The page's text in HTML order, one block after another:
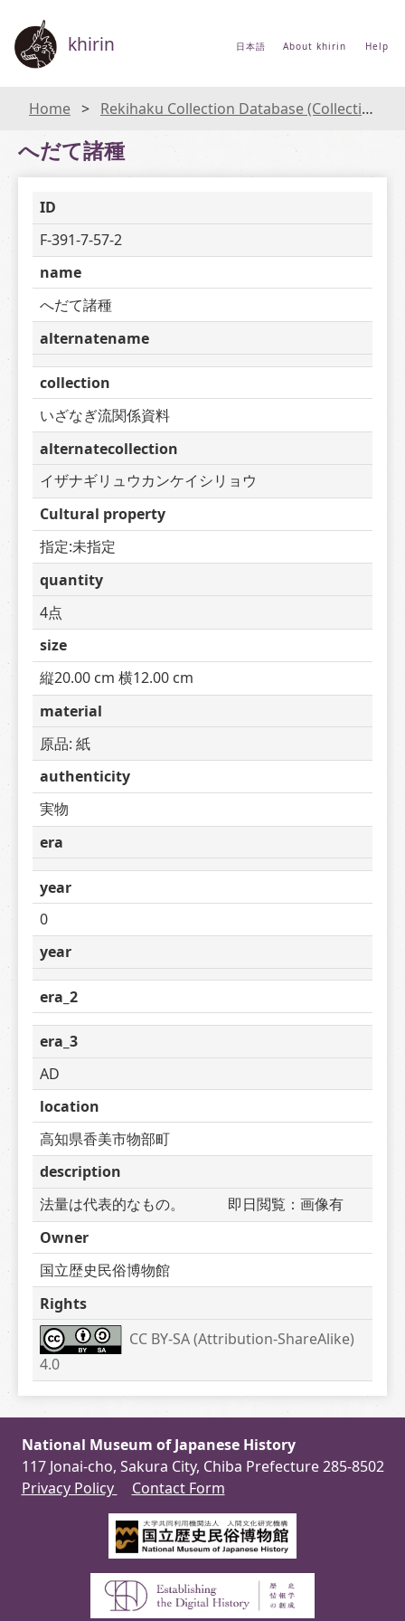
khirin 日本語 About khirin Help
Home Rekihaku Collection Database (Collections Database of the National Museum of Japanese History)
へだて諸種
ID
F-391-7-57-2
name
へだて諸種
alternatename
collection
いざなぎ流関係資料
alternatecollection
イザナギリュウカンケイシリョウ
Cultural property
指定:未指定
quantity
4点
size
縦20.00 cm 横12.00 cm
material
原品: 紙
authenticity
実物
era
year
0
year
era_2
era_3
AD
location
高知県香美市物部町
description
法量は代表的なもの。　　　即日閲覧：画像有
Owner
国立歴史民俗博物館
Rights
CC BY-SA (Attribution-ShareAlike)
4.0
National Museum of Japanese History
117 Jonai-cho, Sakura City, Chiba Prefecture 285-8502
Privacy Policy
Contact Form